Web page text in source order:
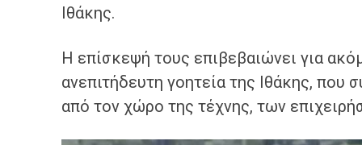
Ιθάκης.
Η επίσκεψή τους επιβεβαιώνει για
ανεπιτήδευτη γοητεία της Ιθάκης, που
από τον χώρο της τέχνης, των